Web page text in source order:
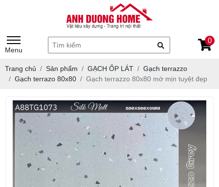
Menu
0
Trang chủ Sản phẩm GẠCH ỐP LÁT
Gạch terrazzo
Gạch terrazo 80x80
Gạch terrazzo 80x80 mờ mịn tuyệt đẹp